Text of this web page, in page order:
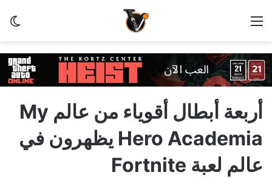
القائمة
أربعة أبطال أقوياء من عالم My
Hero Academia يظهرون في
عالم لعبة Fortnite